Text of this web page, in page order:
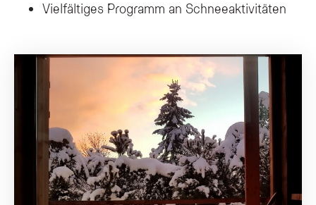
Vielfältiges Programm an Schneeaktivitäten